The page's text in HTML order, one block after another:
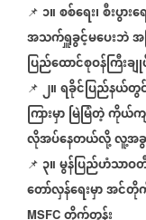
📌 ၁။စစ်ရေး၊စီးပွားရ
အသက်ရှူခွင့်မပေးဘဲအ
ပြည်ထောင်စုဝန်ကြီးချု
📌 ၂။ရခိုင်ပြည်နယ်တွ
ကြားမှာမြဲမြံတဲ့ကိုယ်က
လိုအပ်နေတယ်လို့လူ့အခွ
📌 ၃။မွန်ပြည်ဟံသာဝ
တော်လှန်ရေးမှာအင်တို
MSFC